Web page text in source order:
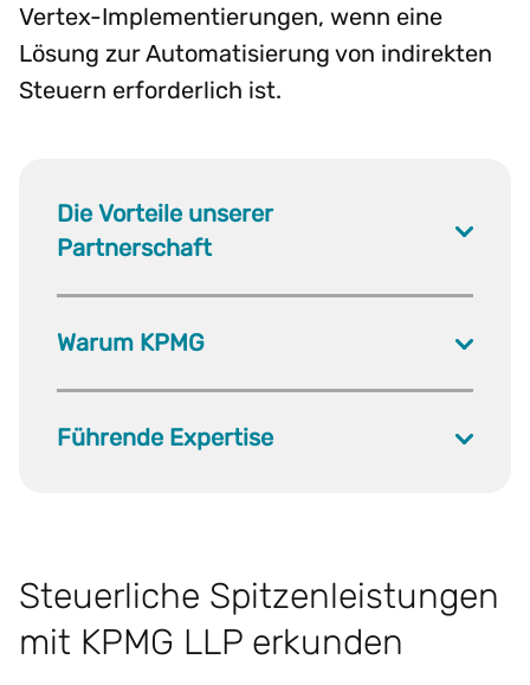
Vertex-Implementierungen, wenn eine
Lösung zur Automatisierung von indirekten
Steuern erforderlich ist.
Die Vorteile unserer
Partnerschaft
Warum KPMG
Führende Expertise
Steuerliche Spitzenleistungen
mit KPMG LLP erkunden